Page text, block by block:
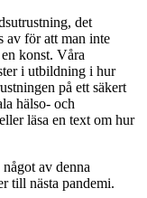
det
av för att man inte
konst. Våra
i utbildning i hur
på ett säkert
hälso- och
läsa en text om hur
av denna
till nästa pandemi.